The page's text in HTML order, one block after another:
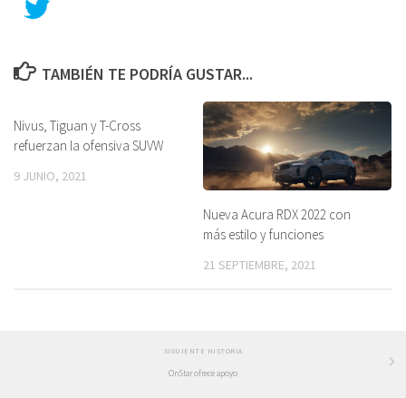
TAMBIÉN TE PODRÍA GUSTAR...
Nivus, Tiguan y T-Cross
refuerzan la ofensiva SUVW
9 JUNIO, 2021
Nueva Acura RDX 2022 con
más estilo y funciones
21 SEPTIEMBRE, 2021
SIGUIENTE HISTORIA
OnStar ofrece apoyo